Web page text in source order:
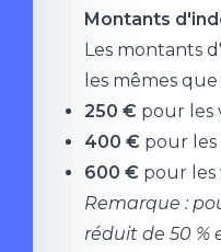
Montants
Les montants
les mêmes
250 € pour les
400 € pour les
600 € pour les
Remarque :
réduit de 50 %